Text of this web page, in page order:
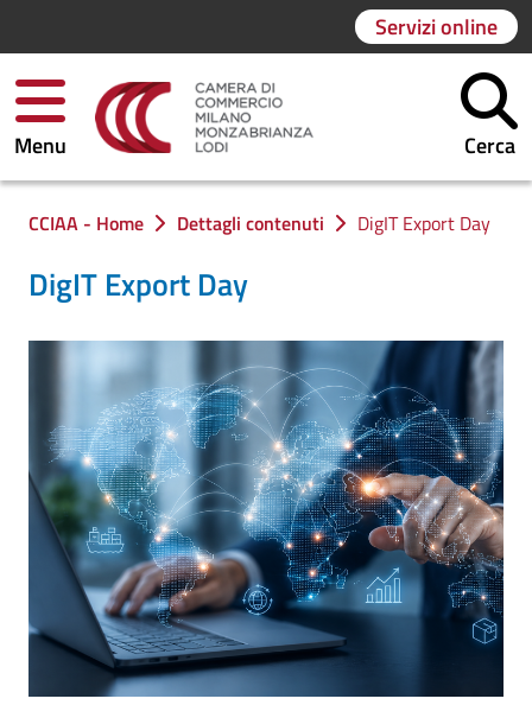
Servizi online
Menu Cerca
Ti trovi in:
CCIAA - Home Dettagli contenuti DigIT Export Day
DigIT Export Day